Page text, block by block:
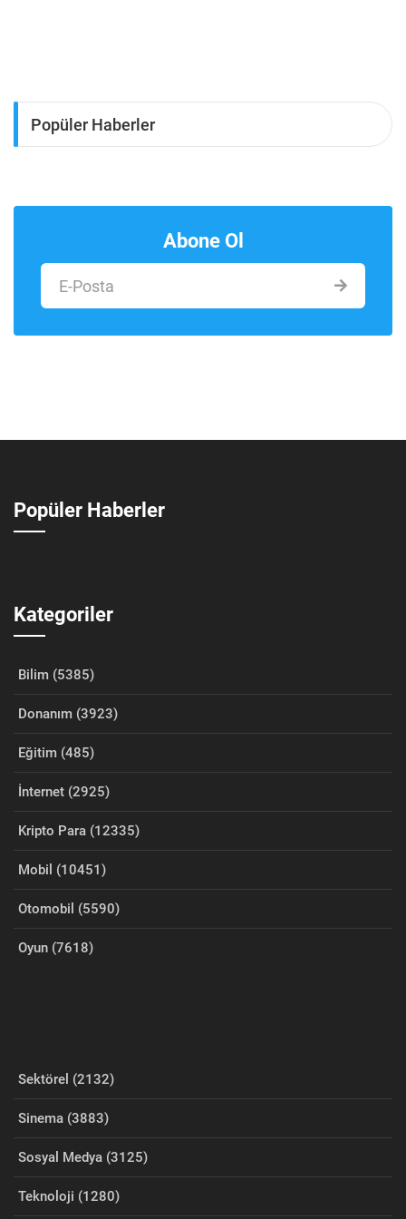
Popüler Haberler
Abone Ol
Popüler Haberler
Kategoriler
Bilim (5385)
Donanım (3923)
Eğitim (485)
İnternet (2925)
Kripto Para (12335)
Mobil (10451)
Otomobil (5590)
Oyun (7618)
Sektörel (2132)
Sinema (3883)
Sosyal Medya (3125)
Teknoloji (1280)